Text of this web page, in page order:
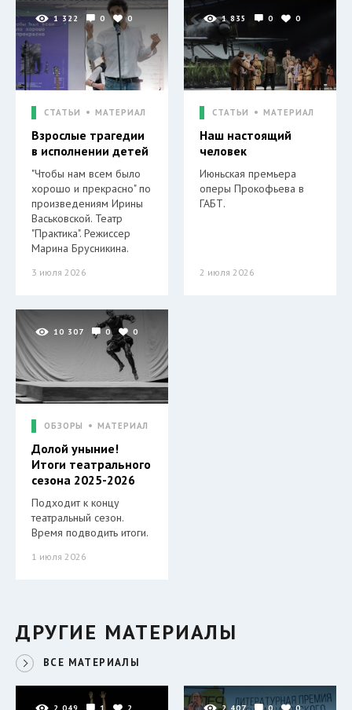
1 322 0 0
СТАТЬИ МАТЕРИАЛ
Взрослые трагедии
в исполнении детей
"Чтобы нам всем было
хорошо и прекрасно" по
произведениям Ирины
Васьковской. Театр
"Практика". Режиссер
Марина Брусникина.
3 июля 2026
1 835 0 0
СТАТЬИ МАТЕРИАЛ
Наш настоящий
человек
Июньская премьера
оперы Прокофьева в
ГАБТ.
2 июля 2026
10 307 0 0
ОБЗОРЫ МАТЕРИАЛ
Долой уныние!
Итоги театрального
сезона 2025-2026
Подходит к концу
театральный сезон.
Время подводить итоги.
1 июля 2026
ДРУГИЕ МАТЕРИАЛЫ
ВСЕ МАТЕРИАЛЫ
2 049 1 2 2 407 0 0